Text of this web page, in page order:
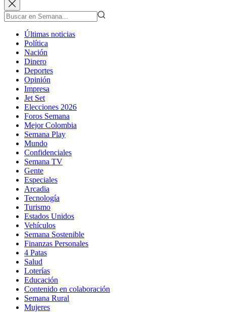
Últimas noticias
Política
Nación
Dinero
Deportes
Opinión
Impresa
Jet Set
Elecciones 2026
Foros Semana
Mejor Colombia
Semana Play
Mundo
Confidenciales
Semana TV
Gente
Especiales
Arcadia
Tecnología
Turismo
Estados Unidos
Vehículos
Semana Sostenible
Finanzas Personales
4 Patas
Salud
Loterías
Educación
Contenido en colaboración
Semana Rural
Mujeres